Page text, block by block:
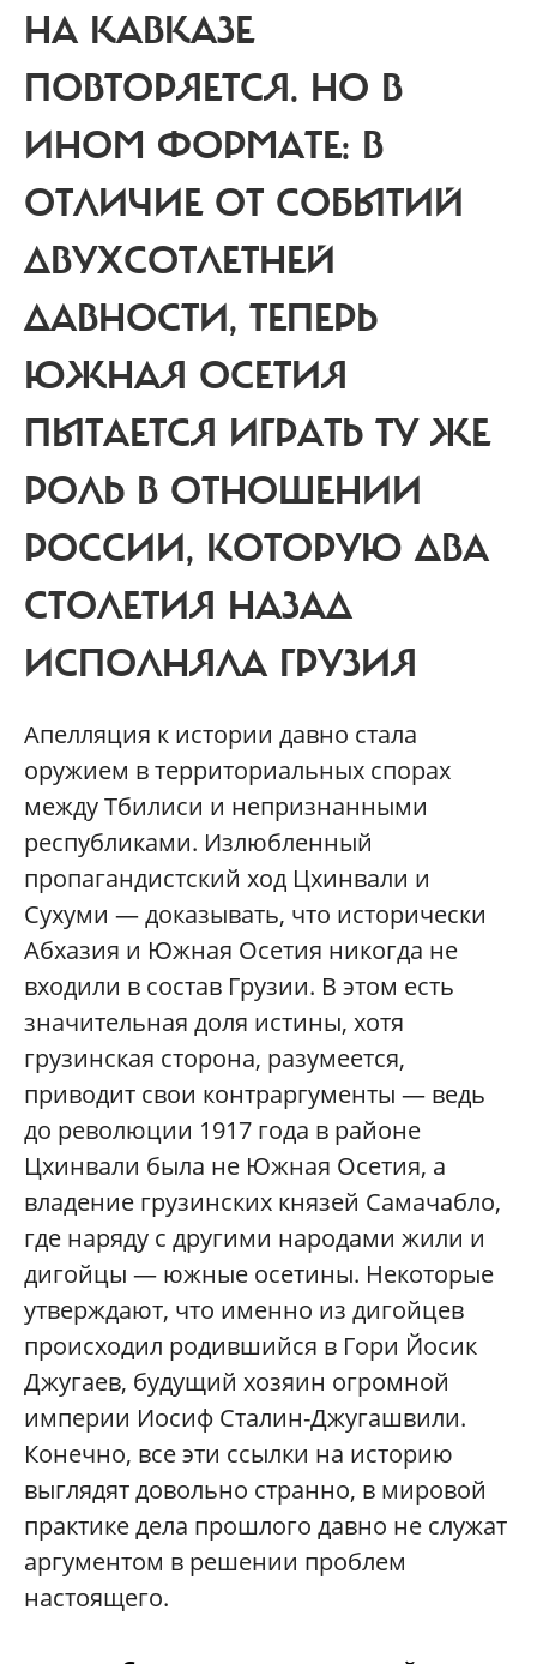
НА КАВКАЗЕ
ПОВТОРЯЕТСЯ. НО В
ИНОМ ФОРМАТЕ: В
ОТЛИЧИЕ ОТ СОБЫТИЙ
ДВУХСОТЛЕТНЕЙ
ДАВНОСТИ, ТЕПЕРЬ
ЮЖНАЯ ОСЕТИЯ
ПЫТАЕТСЯ ИГРАТЬ ТУ ЖЕ
РОЛЬ В ОТНОШЕНИИ
РОССИИ, КОТОРУЮ ДВА
СТОЛЕТИЯ НАЗАД
ИСПОЛНЯЛА ГРУЗИЯ
Апелляция к истории давно стала
оружием в территориальных спорах
между Тбилиси и непризнанными
республиками. Излюбленный
пропагандистский ход Цхинвали и
Сухуми — доказывать, что исторически
Абхазия и Южная Осетия никогда не
входили в состав Грузии. В этом есть
значительная доля истины, хотя
грузинская сторона, разумеется,
приводит свои контраргументы — ведь
до революции 1917 года в районе
Цхинвали была не Южная Осетия, а
владение грузинских князей Самачабло,
где наряду с другими народами жили и
дигойцы — южные осетины. Некоторые
утверждают, что именно из дигойцев
происходил родившийся в Гори Йосик
Джугаев, будущий хозяин огромной
империи Иосиф Сталин-Джугашвили.
Конечно, все эти ссылки на историю
выглядят довольно странно, в мировой
практике дела прошлого давно не служат
аргументом в решении проблем
настоящего.